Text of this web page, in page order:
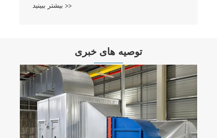
بیشتر ببینید >>
توصیه های خبری